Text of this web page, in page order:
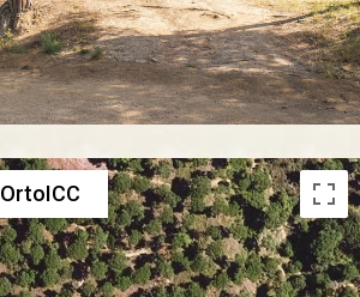
OrtoICC